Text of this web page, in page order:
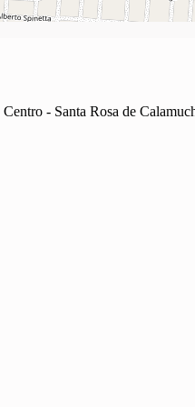
- Santa Rosa de